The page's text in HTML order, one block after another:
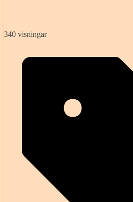
340 visningar